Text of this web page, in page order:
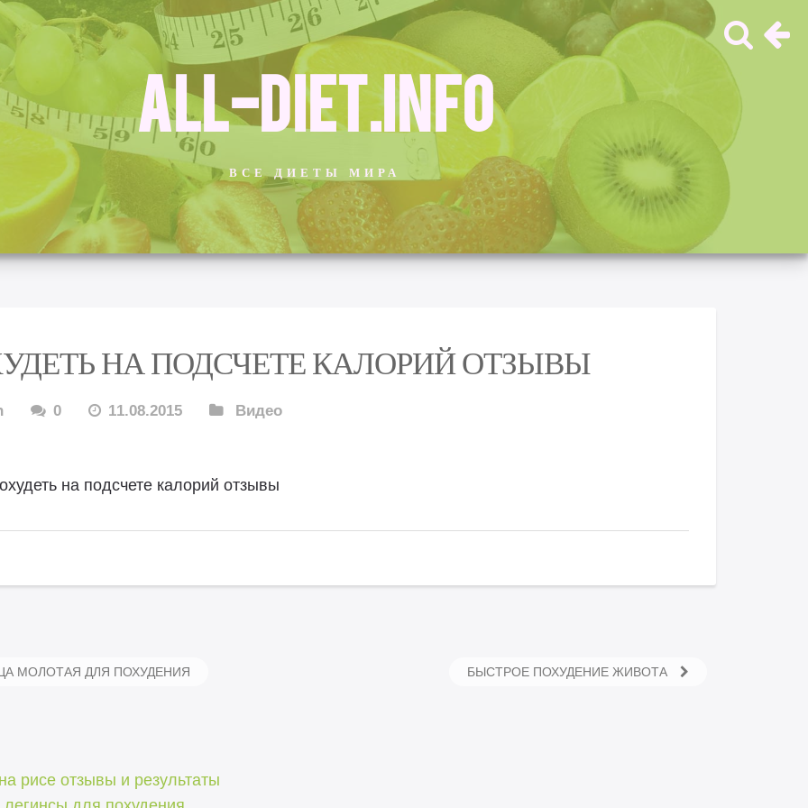
ALL-DIET.INFO
ВСЕ ДИЕТЫ МИРА
НА ПОДСЧЕТЕ КАЛОРИЙ ОТЗЫВЫ
0 11.08.2015 Видео
охудеть на подсчете калорий отзывы
МОЛОТАЯ ДЛЯ ПОХУДЕНИЯ БЫСТРОЕ ПОХУДЕНИЕ ЖИВОТА
рисе отзывы и результаты